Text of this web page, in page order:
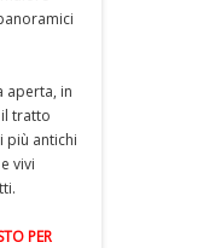
aperta, in
tratto
più antichi
vivi
PER